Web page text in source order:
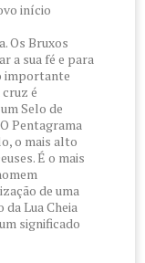
início
Os Bruxos
a sua fé e para
importante
cruz é
Selo de
Pentagrama
o mais alto
É o mais
de uma
Lua Cheia
significado